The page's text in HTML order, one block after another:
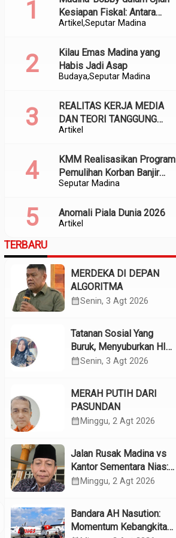
Artikel Seputar Madina
Kesiapan Fiskal: Antara
Kedekatan Politik dan
BudayaSeputar Madina
Kilau Emas Madina yang
Habis Jadi Asap
Artikel
REALITAS KERJA MEDIA
DAN TEORI TANGGUNG
JAWAB SOSIAL
Seputar Madina
KMM Realisasikan Program
Pemulihan Korban Banjir
dan Longsor di Kabupaten
Artikel
Anomali Piala Dunia 2026
TERBARU
MERDEKA DI DEPAN
ALGORITMA
calendar_monthSenin, 3 Agt 2026
Tatanan Sosial Yang
Buruk, Menyuburkan HIV
Pada Remaja
calendar_monthSenin, 3 Agt 2026
MERAH PUTIH DARI
PASUNDAN
calendar_month Minggu, 2 Agt 2026
Jalan Rusak Madina vs
Kantor Sementara Nias:
Kebijakan Pilih Kasih
calendar_month Minggu, 2 Agt 2026
Bandara AH Nasution:
Momentum Kebangkitan